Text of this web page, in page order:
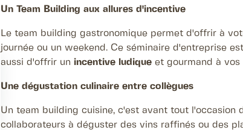
Un Team Building aux allures d'incentive
Le team building gastronomique permet d'offrir à
journée ou un weekend. Ce séminaire d'entreprise
aussi d'offrir un incentive ludique et gourmand à vos
Une dégustation culinaire entre collègues
Un team building cuisine, c'est avant tout l'occasion
collaborateurs à déguster des vins raffinés ou des